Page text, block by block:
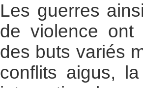
Les guerres
de violence ont
des buts variés
conflits aigus,